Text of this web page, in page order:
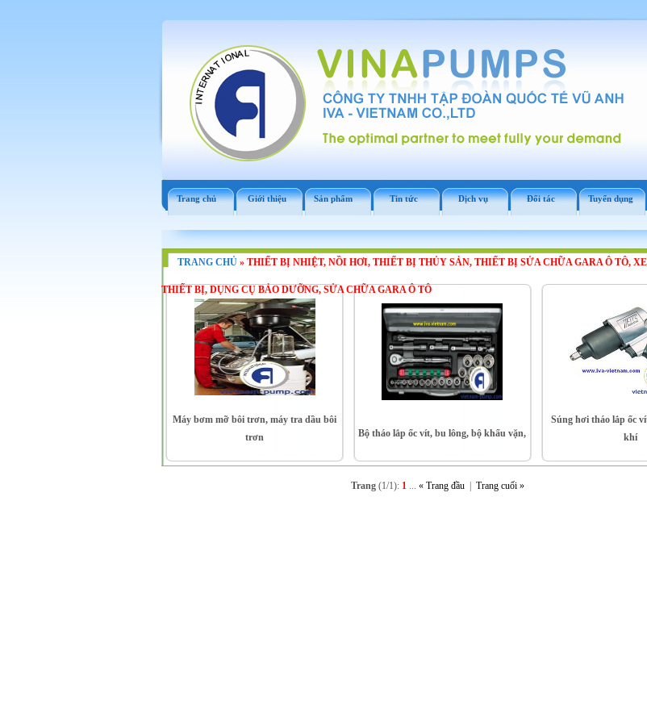
Trang chủ Giới thiệu Sản phẩm Tin tức Dịch vụ Đối tác Tuyển dụng
TRANG CHỦ» THIẾT BỊ NHIỆT, NỒI HƠI, THIẾT BỊ THỦY SẢN, THIẾT BỊ SỬA CHỮA GARA Ô TÔ,
THIẾT BỊ, DỤNG CỤ BẢO DƯỠNG, SỬA CHỮA GARA Ô TÔ
Máy bơm mỡ bôi trơn, máy tra dầu bôi
trơn
Bộ tháo lắp ốc vít, bu lông, bộ khẩu vặn,
Súng hơi tháo lắp ốc
khí
Trang (1/1):1 ... « Trang đầu Trang cuối »